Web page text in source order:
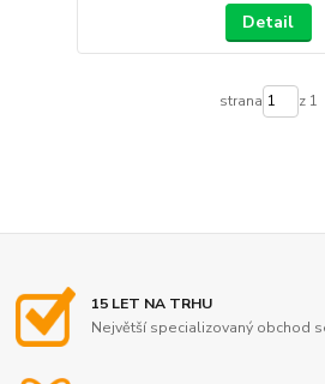
Detail
strana z 1
15 LET NA TRHU
Největší specializovaný obchod